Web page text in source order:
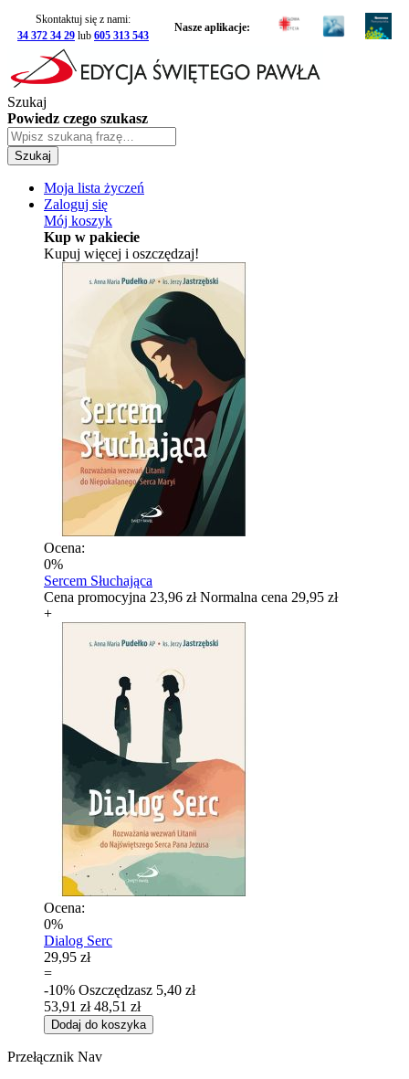
Skontaktuj się z nami:
34 372 34 29 lub 605 313 543
Nasze aplikacje:
Szukaj
Powiedz czego szukasz
Szukaj
Moja lista życzeń
Zaloguj się
Mój koszyk
Kup w pakiecie
Kupuj więcej i oszczędzaj!
Ocena:
0%
Sercem Słuchająca
Cena promocyjna 23,96 zł Normalna cena 29,95 zł
+
Ocena:
0%
Dialog Serc
29,95 zł
=
-10% Oszczędzasz 5,40 zł
53,91 zł 48,51 zł
Dodaj do koszyka
Przełącznik Nav